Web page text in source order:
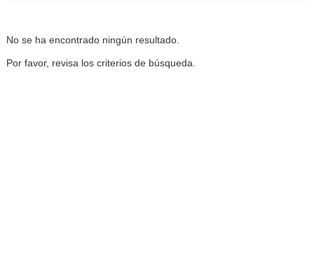
No se ha encontrado ningún resultado.
Por favor, revisa los criterios de búsqueda.